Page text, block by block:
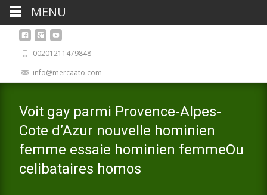
00201211479848
info@mercaato.com
Voit gay parmi Provence-Alpes-
Cote d’Azur nouvelle hominien
femme essaie hominien femmeOu
celibataires homos
MENU